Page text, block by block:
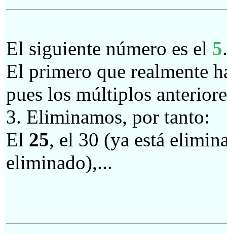
El siguiente número es el 5
El primero que realmente
pues los múltiplos
3. Eliminamos, por tanto:
El 25, el 30 (ya está
eliminado),...